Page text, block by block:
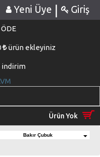
Yeni Üye | Giriş
ürün ekleyiniz
indirim
Ürün Yok
Bakır Çubuk